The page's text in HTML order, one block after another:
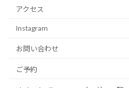
アクセス
Instagram
お問い合わせ
ご予約